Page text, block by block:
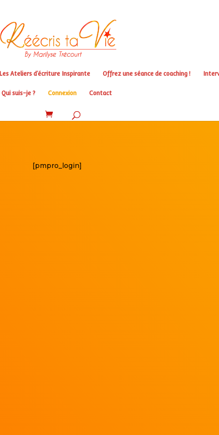
Les Ateliers d’écriture Inspirante Offrez une séance de coaching !
Qui suis-je ? Connexion Contact
[pmpro_login]